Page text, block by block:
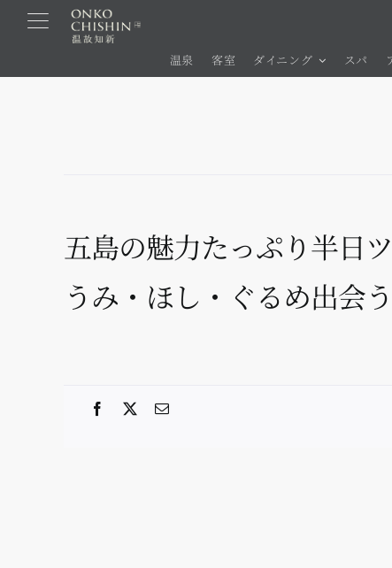
温泉 客室 ダイニング スパ
五島の魅力たっぷり半日
うみ・ほし・ぐるめ出会